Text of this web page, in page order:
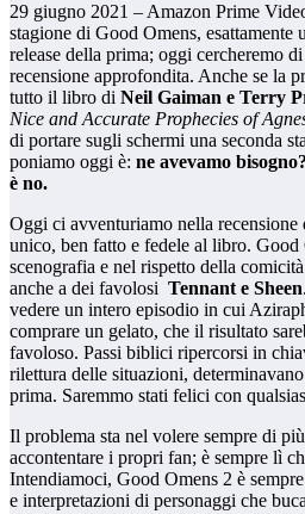
29 giugno 2021 – Amazon Prime
stagione di Good Omens, esattamente
release della prima; oggi cercheremo
recensione approfondita. Anche se la
tutto il libro di Neil Gaiman e Terry
Nice and Accurate Prophecies of
di portare sugli schermi una seconda
poniamo oggi è: ne avevamo bisogno?
è no.
Oggi ci avventuriamo nella
unico, ben fatto e fedele al libro.
scenografia e nel rispetto della
anche a dei favolosi Tennant e Sheen
vedere un intero episodio in cui
comprare un gelato, che il risultato
favoloso. Passi biblici ripercorsi in
rilettura delle situazioni,
prima. Saremmo stati felici con
Il problema sta nel volere sempre di
accontentare i propri fan; è sempre lì
Intendiamoci, Good Omens 2 è
e interpretazioni di personaggi che